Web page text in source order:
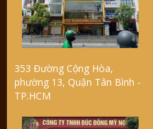
353 Đường Cộng Hòa,
phường 13, Quận Tân Bình -
TP.HCM